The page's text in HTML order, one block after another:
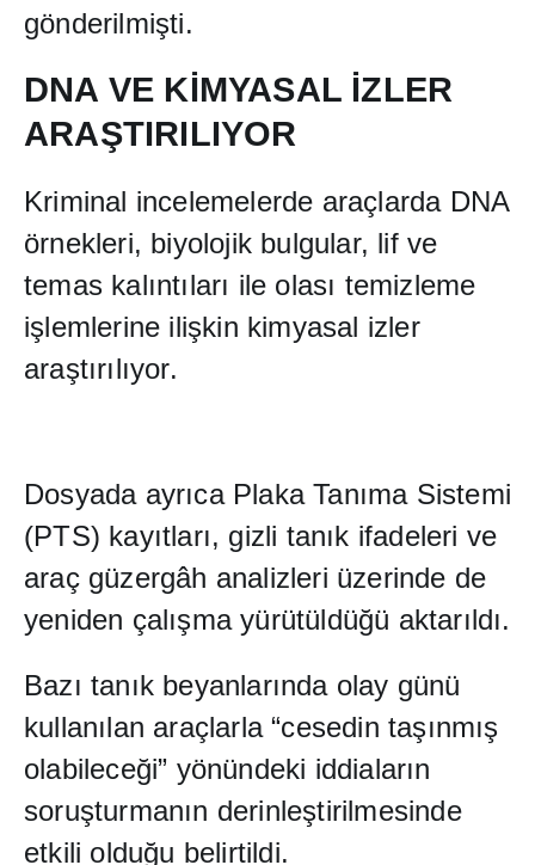
gönderilmişti.
DNA VE KİMYASAL İZLER
ARAŞTIRILIYOR
Kriminal incelemelerde araçlarda DNA
örnekleri, biyolojik bulgular, lif ve
temas kalıntıları ile olası temizleme
işlemlerine ilişkin kimyasal izler
araştırılıyor.
Dosyada ayrıca Plaka Tanıma Sistemi
(PTS) kayıtları, gizli tanık ifadeleri ve
araç güzergâh analizleri üzerinde de
yeniden çalışma yürütüldüğü aktarıldı.
Bazı tanık beyanlarında olay günü
kullanılan araçlarla “cesedin taşınmış
olabileceği” yönündeki iddiaların
soruşturmanın derinleştirilmesinde
etkili olduğu belirtildi.